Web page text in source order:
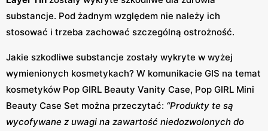
substancje. Pod żadnym względem nie należy ich
stosować i trzeba zachować szczególną ostrożność.
Jakie szkodliwe substancje zostały wykryte w wyżej
wymienionych kosmetykach? W komunikacie GIS na temat
kosmetyków Pop GIRL Beauty Vanity Case, Pop GIRL Mini
Beauty Case Set można przeczytać: “Produkty te są
wycofywane z uwagi na zawartość niedozwolonych do